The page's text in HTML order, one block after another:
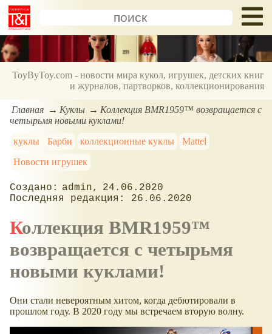
ToyByToy.com - новости мира кукол, игрушек, детских книг
и журналов, партворков, коллекционирования
Главная Куклы
Коллекция BMR1959™ возвращается с
четырьмя новыми куклами!
куклы
Барби коллекционные куклы
Mattel
Новости игрушек
admin
24.06.2020
26.06.2020
Коллекция BMR1959™
возвращается с четырьмя
новыми куклами!
Они стали невероятным хитом, когда дебютировали в
прошлом году. В 2020 году мы встречаем вторую волну.